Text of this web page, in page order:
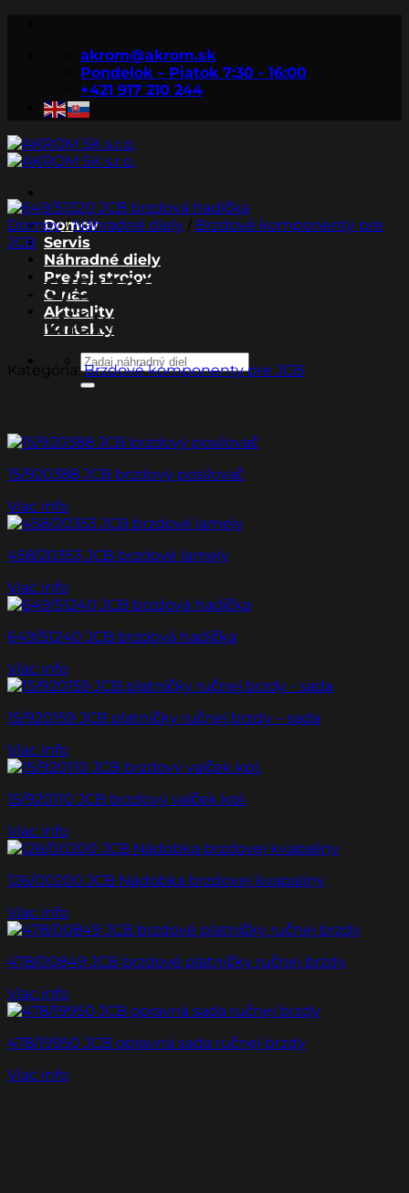
akrom@akrom.sk
Pondelok – Piatok 7:30 - 16:00
+421 917 210 244
Domov
Servis
Náhradné diely
Predaj strojov
O nás
Aktuality
Kontakty
Hľadať:
Domov / Náhradné diely / Brzdové komponenty pre
JCB
649/51320 JCB brzdová
hadička
Kategória:Brzdové komponenty pre JCB
15/920388 JCB brzdový posilovač
Viac info
458/20353 JCB brzdové lamely
Viac info
649/51240 JCB brzdová hadička
Viac info
15/920159 JCB platničky ručnej brzdy – sada
Viac info
15/920110 JCB brzdový valček kpl.
Viac info
126/00200 JCB Nádobka brzdovej kvapaliny
Viac info
478/00849 JCB brzdové platničky ručnej brzdy
Viac info
478/19950 JCB opravná sada ručnej brzdy
Viac info